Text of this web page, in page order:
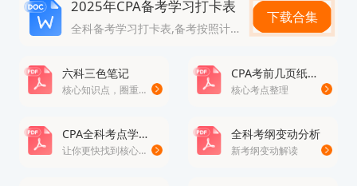
重点关键词。2025年CPA备考学习打卡表
全科备考学习打卡表,备考按照计划走
下载合集
六科三色笔记
核心知识点，圈重点
CPA考前几页纸考点精讲
核心考点整理
CPA全科考点学习清单
让你更快找到核心考点
全科考纲变动分析
新考纲变动解读